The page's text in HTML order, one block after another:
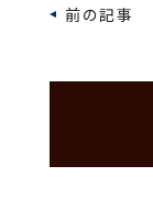
前の記事